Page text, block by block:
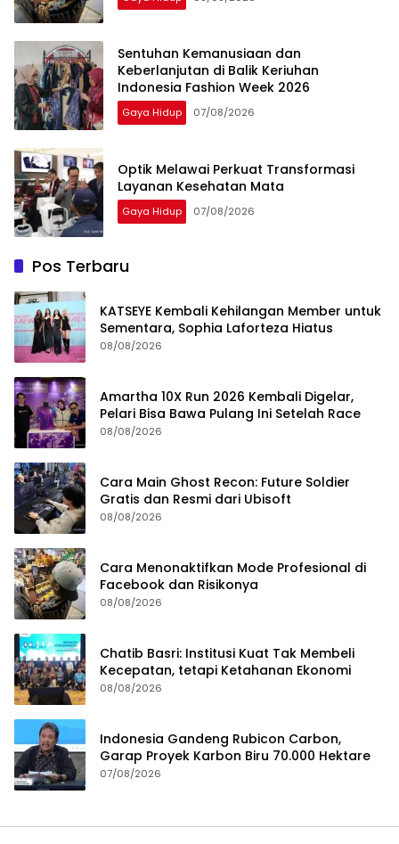
Sentuhan Kemanusiaan dan
Keberlanjutan di Balik Keriuhan
Indonesia Fashion Week 2026
Gaya Hidup 07/08/2026
Optik Melawai Perkuat Transformasi
Layanan Kesehatan Mata
Gaya Hidup 07/08/2026
Pos Terbaru
KATSEYE Kembali Kehilangan Member untuk
Sementara, Sophia Laforteza Hiatus
08/08/2026
Amartha 10X Run 2026 Kembali Digelar,
Pelari Bisa Bawa Pulang Ini Setelah Race
08/08/2026
Cara Main Ghost Recon: Future Soldier
Gratis dan Resmi dari Ubisoft
08/08/2026
Cara Menonaktifkan Mode Profesional di
Facebook dan Risikonya
08/08/2026
Chatib Basri: Institusi Kuat Tak Membeli
Kecepatan, tetapi Ketahanan Ekonomi
08/08/2026
Indonesia Gandeng Rubicon Carbon,
Garap Proyek Karbon Biru 70.000 Hektare
07/08/2026